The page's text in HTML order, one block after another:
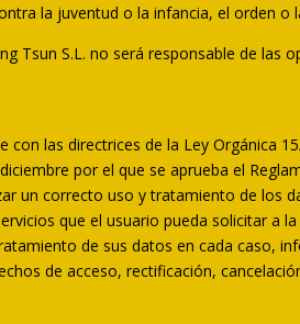
la juventud o la infancia, el orden o
Tsun S.L. no será responsable de
con las directrices de la Ley Orgánica
por el que se aprueba el
un correcto uso y tratamiento de los
que el usuario pueda solicitar a
de sus datos en cada caso,
de acceso, rectificación,